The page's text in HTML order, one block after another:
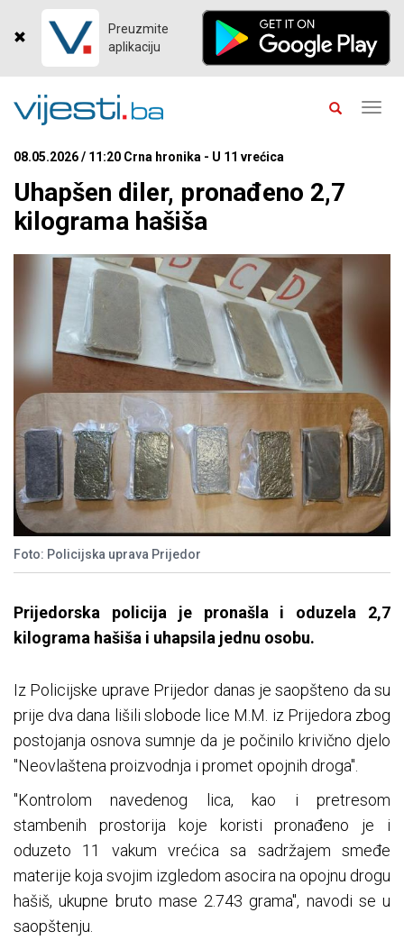
Preuzmite
aplikaciju
08.05.2026 / 11:20 Crna hronika - U 11 vrećica
Uhapšen diler, pronađeno 2,7
kilograma hašiša
Foto: Policijska uprava Prijedor
Prijedorska policija je pronašla i oduzela 2,7
kilograma hašiša i uhapsila jednu osobu.
Iz Policijske uprave Prijedor danas je saopšteno da su
prije dva dana lišili slobode lice M.M. iz Prijedora zbog
postojanja osnova sumnje da je počinilo krivično djelo
"Neovlaštena proizvodnja i promet opojnih droga".
"Kontrolom navedenog lica, kao i pretresom
stambenih prostorija koje koristi pronađeno je i
oduzeto 11 vakum vrećica sa sadržajem smeđe
materije koja svojim izgledom asocira na opojnu drogu
hašiš, ukupne bruto mase 2.743 grama", navodi se u
saopštenju.